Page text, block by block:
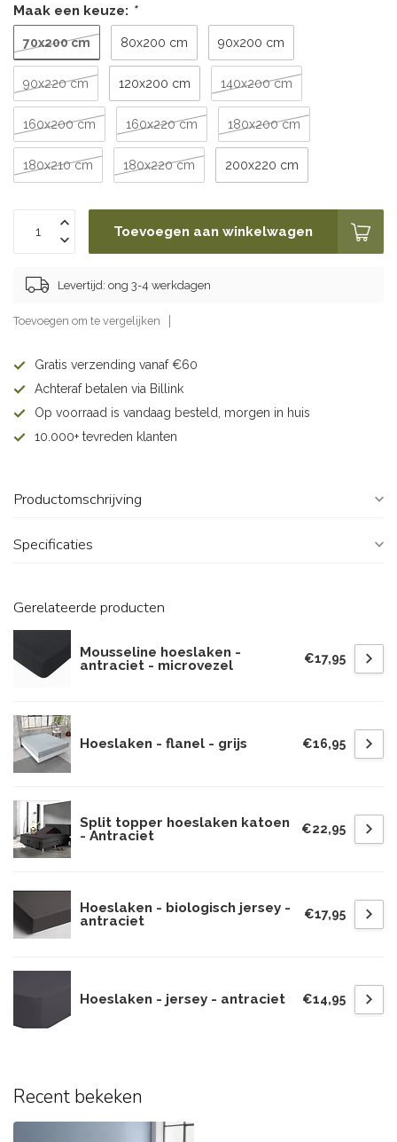
Maak een keuze: *
70x200 cm 80x200 cm 90x200 cm
90x220 cm 120x200 cm 140x200 cm
160x200 cm 160x220 cm 180x200 cm
180x210 cm 180x220 cm 200x220 cm
Toevoegen aan winkelwagen
Levertijd: ong 3-4 werkdagen
Toevoegen om te vergelijken
Gratis verzending vanaf €60
Achteraf betalen via Billink
Op voorraad is vandaag besteld, morgen in huis
10.000+ tevreden klanten
Productomschrijving
Specificaties
Gerelateerde producten
Mousseline hoeslaken -
antraciet - microvezel
€17,95
Hoeslaken - flanel - grijs €16,95
Split topper hoeslaken katoen
- Antraciet
€22,95
Hoeslaken - biologisch jersey -
antraciet
€17,95
Hoeslaken - jersey - antraciet €14,95
Recent bekeken